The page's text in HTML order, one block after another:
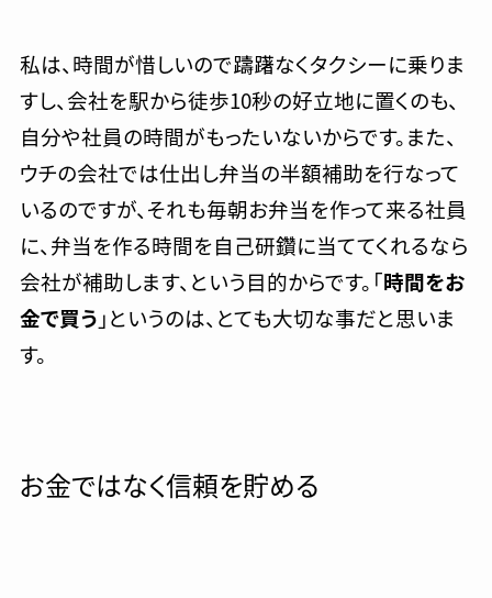
私は、時間が惜しいので躊躇なくタクシーに乗りま
すし、会社を駅から徒歩10秒の好立地に置くのも、
自分や社員の時間がもったいないからです。また、
ウチの会社では仕出し弁当の半額補助を行なって
いるのですが、それも毎朝お弁当を作って来る社員
に、弁当を作る時間を自己研鑽に当ててくれるなら
会社が補助します、という目的からです。「時間をお
金で買う 」というのは、とても大切な事だと思いま
す。
お金ではなく信頼を貯める